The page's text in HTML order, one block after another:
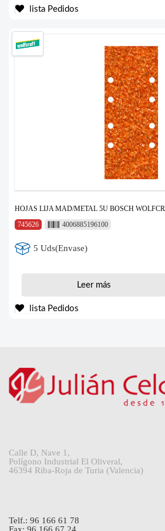
lista Pedidos
HOJAS LIJA MAD/METAL 5U BOSCH
745626
4006885196100
5 Uds(Envase)
Leer más
lista Pedidos
Calle D, Nave 1,
Polígono Industrial El Oliveral,
46394 Riba-Roja de Turia (Valencia)
Telf.: 96 166 61 78
Fax: 96 166 67 24